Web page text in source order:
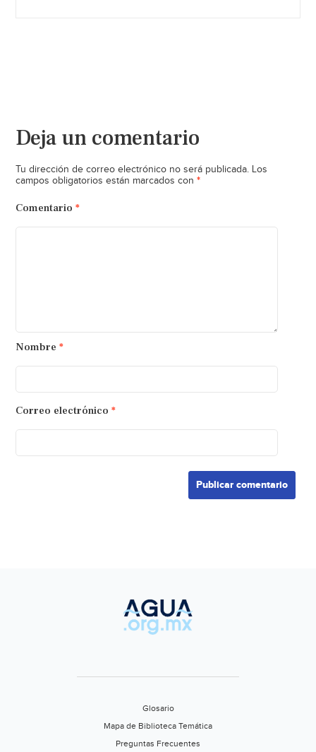
Deja un comentario
Tu dirección de correo electrónico no será publicada. Los
campos obligatorios están marcados con *
Comentario *
Nombre *
Correo electrónico *
Glosario
Mapa de Biblioteca Temática
Preguntas Frecuentes